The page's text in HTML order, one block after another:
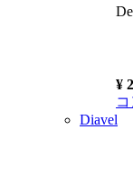
¥
Diavel